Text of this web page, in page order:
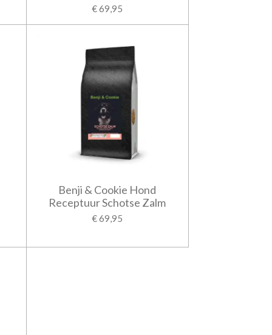
€ 69,95
Benji & Cookie Hond
Receptuur Schotse Zalm
€ 69,95